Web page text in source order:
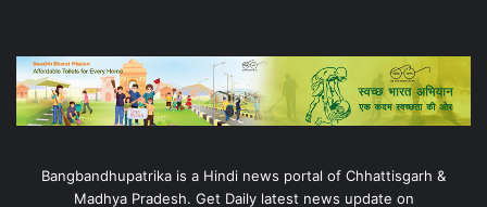
Bangbandhupatrika is a Hindi news portal of Chhattisgarh &
Madhya Pradesh. Get Daily latest news update on